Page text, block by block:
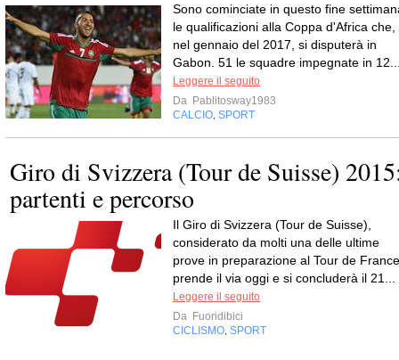
Sono cominciate in questo fine
le qualificazioni alla Coppa d'Africa che,
nel gennaio del 2017, si disputerà in
Gabon. 51 le squadre impegnate in
Leggere il seguito
Da Pablitosway1983
CALCIO SPORT
Giro di Svizzera (Tour de Suisse)
partenti e percorso
Il Giro di Svizzera (Tour de Suisse),
considerato da molti una delle ultime
prove in preparazione al Tour de
prende il via oggi e si concluderà il 21...
Leggere il seguito
Da Fuoridibici
CICLISMO SPORT